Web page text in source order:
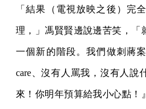
「結果（電視放映之後）完
理，」馮賢賢邊說邊苦笑，「
一個新的階段。我們做刺蔣
care、沒有人罵我，沒有人說
來！你明年預算給我小心點！